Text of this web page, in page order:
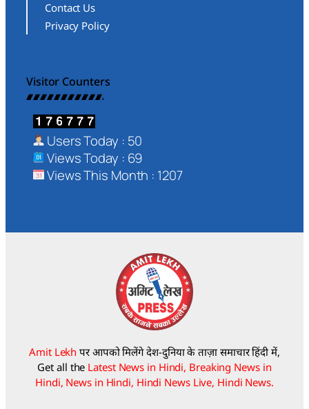
Contact Us
Privacy Policy
Visitor Counters
Users Today : 50
Views Today : 69
Views This Month : 1207
Amit Lekh पर आपको मिलेंगे देश-दुनिया के ताज़ा समाचार हिंदी में,
Get all the Latest News in Hindi, Breaking News in
Hindi, News in Hindi, Hindi News Live, Hindi News.